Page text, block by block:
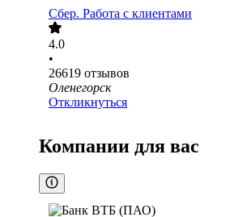
Сбер. Работа с клиентами
4.0
•
26619 отзывов
Оленегорск
Откликнуться
Компании для вас